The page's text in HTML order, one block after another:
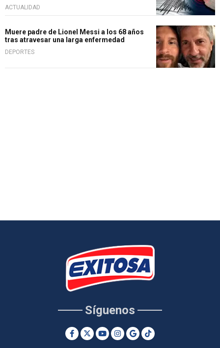
ACTUALIDAD
Muere padre de Lionel Messi a los 68 años
tras atravesar una larga enfermedad
DEPORTES
Síguenos